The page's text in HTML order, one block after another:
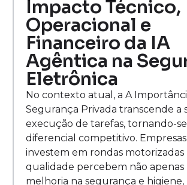
Impacto Técnico,
Operacional e
Financeiro da IA
Agêntica na
Eletrônica
No contexto atual, a A
Segurança Privada transcende a
execução de tarefas, tornando-
diferencial competitivo.
investem em rondas motorizadas
qualidade percebem não apenas
melhoria na segurança e higiene,